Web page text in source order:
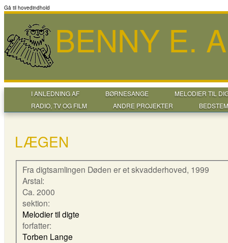
Gå til hovedindhold
BENNY E.
I ANLEDNING AF BØRNESANGE
MELODIER TIL
RADIO, TV OG FILM
ANDRE PROJEKTER
LÆGEN
Fra digtsamlingen Døden er et skvadderhoved, 1999
Arstal:
Ca. 2000
sektion:
Melodier til digte
forfatter:
Torben Lange